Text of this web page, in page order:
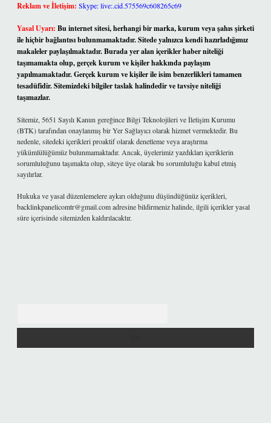
Reklam ve İletişim: Skype: live:.cid.575569c608265c69
Yasal Uyarı: Bu internet sitesi, herhangi bir marka, kurum veya şahıs şirketi
ile hiçbir bağlantısı bulunmamaktadır. Sitede yalnızca kendi hazırladığımız
makaleler paylaşılmaktadır. Burada yer alan içerikler haber niteliği
taşımamakta olup, gerçek kurum ve kişiler hakkında paylaşım
yapılmamaktadır. Gerçek kurum ve kişiler ile isim benzerlikleri tamamen
tesadüfidir. Sitemizdeki bilgiler taslak halindedir ve tavsiye niteliği
taşımazlar.
Sitemiz, 5651 Sayılı Kanun gereğince Bilgi Teknolojileri ve İletişim Kurumu
(BTK) tarafından onaylanmış bir Yer Sağlayıcı olarak hizmet vermektedir. Bu
nedenle, sitedeki içerikleri proaktif olarak denetleme veya araştırma
yükümlülüğümüz bulunmamaktadır. Ancak, üyelerimiz yazdıkları içeriklerin
sorumluluğunu taşımakta olup, siteye üye olarak bu sorumluluğu kabul etmiş
sayılırlar.
Hukuka ve yasal düzenlemelere aykırı olduğunu düşündüğünüz içerikleri,
backlinkpanelicomtr@gmail.comadresine bildirmeniz halinde, ilgili içerikler yasal
süre içerisinde sitemizden kaldırılacaktır.